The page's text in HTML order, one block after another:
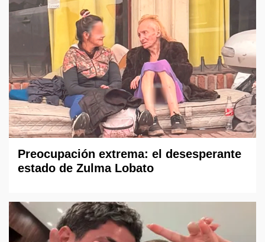
Preocupación extrema: el desesperante
estado de Zulma Lobato